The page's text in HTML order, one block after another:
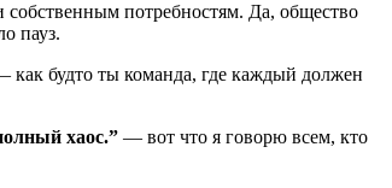
собственным потребностям. Да, общество
пауз.
как будто ты команда, где каждый должен
хаос.” — вот что я говорю всем, кто